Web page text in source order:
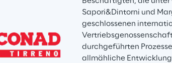
Sapori&Dintorni und
geschlossenen
durchgeführten
allmähliche